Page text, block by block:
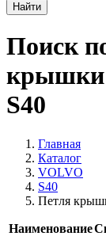
Найти
Поиск
крышки
S40
Главная
Каталог
VOLVO
S40
Петля
Наименование